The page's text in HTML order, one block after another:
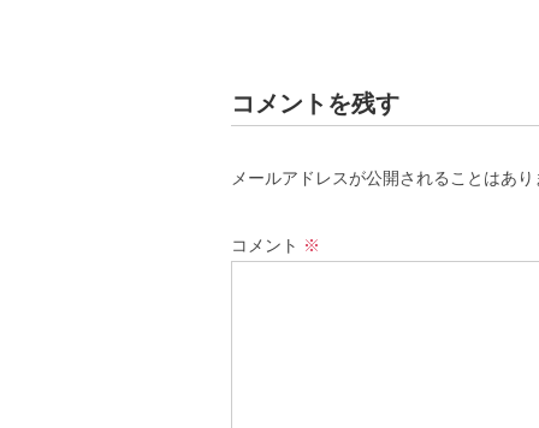
コメントを残す
メールアドレスが公開されることはあり
コメント ※